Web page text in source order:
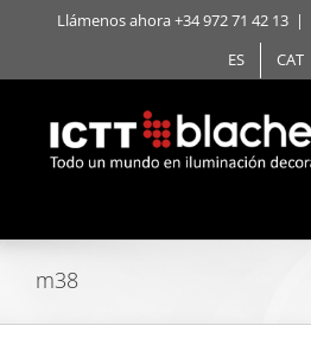
Llámenos ahora +34 972 71 42 13 |
ES
CAT
m38